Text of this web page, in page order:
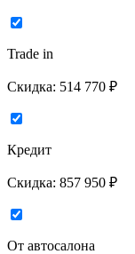
Trade in
Скидка: 514 770 ₽
Кредит
Скидка: 857 950 ₽
От автосалона